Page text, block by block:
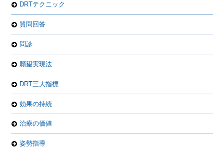
DRTテクニック
質問回答
問診
願望実現法
DRT三大指標
効果の持続
治療の価値
姿勢指導